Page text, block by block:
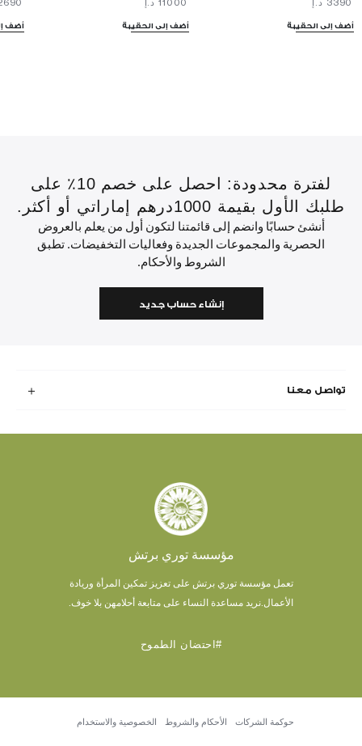
أضف إلى الحقيبة أضف إلى الحقيبة أضف
لفترة محدودة: احصل على خصم 10٪ على
طلبك الأول بقيمة 1000درهم إماراتي أو أكثر.
أنشئ حسابًا وانضم إلى قائمتنا لتكون أول من يعلم بالعروض
الحصرية والمجموعات الجديدة وفعاليات التخفيضات. تطبق
الشروط والأحكام.
إنشاء حساب جديد
تواصل معنا
مؤسسة توري برتش
تعمل مؤسسة توري برتش على تعزيز تمكين المرأة وريادة
الأعمال. نريد مساعدة النساء على متابعة أحلامهن بلا خوف.
#احتضان الطموح
حوكمة الشركات الأحكام والشروط الخصوصية والاستخدام